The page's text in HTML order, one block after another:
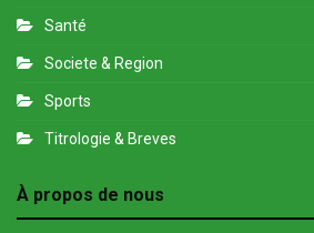
Santé
Societe & Region
Sports
Titrologie & Breves
À propos de nous